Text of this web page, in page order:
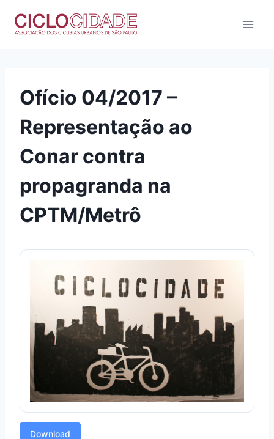
para
Ofício 04/2017 –
Representação ao
Conar contra
propagranda na
CPTM/Metrô
Download